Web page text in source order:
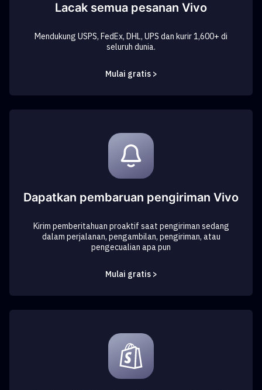
Lacak semua pesanan Vivo
Mendukung USPS, FedEx, DHL, UPS dan kurir 1,600+ di
seluruh dunia.
Mulai gratis >
Dapatkan pembaruan pengiriman Vivo
Kirim pemberitahuan proaktif saat pengiriman sedang
dalam perjalanan, pengambilan, pengiriman, atau
pengecualian apa pun
Mulai gratis >